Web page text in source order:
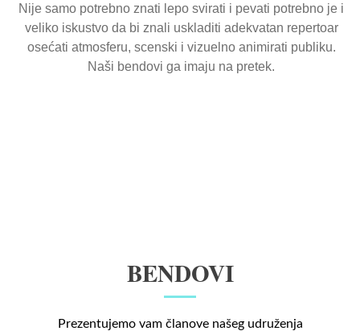
Nije samo potrebno znati lepo svirati i pevati potrebno je i
veliko iskustvo da bi znali uskladiti adekvatan repertoar
osećati atmosferu, scenski i vizuelno animirati publiku.
Naši bendovi ga imaju na pretek.
BENDOVI
Prezentujemo vam članove našeg udruženja